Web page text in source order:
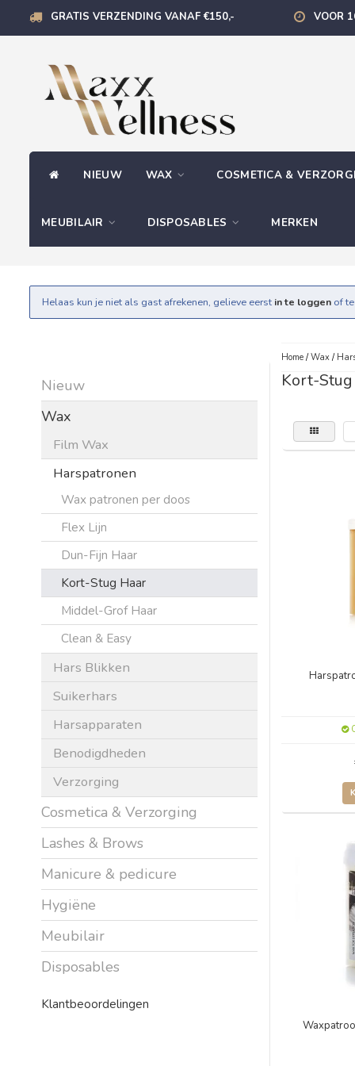
GRATIS VERZENDING VANAF €150,- VOOR
NIEUW WAX COSMETICA &
MEUBILAIR DISPOSABLES MERKEN
Helaas kun je niet als gast afrekenen, gelieve eerst in te loggen of
Nieuw
Wax
Film Wax
Harspatronen
Wax patronen per doos
Flex Lijn
Dun-Fijn Haar
Kort-Stug Haar
Middel-Grof Haar
Clean & Easy
Hars Blikken
Suikerhars
Harsapparaten
Benodigdheden
Verzorging
Cosmetica & Verzorging
Lashes & Brows
Manicure & pedicure
Hygiëne
Meubilair
Disposables
Klantbeoordelingen
Home/Wax/
Kort-